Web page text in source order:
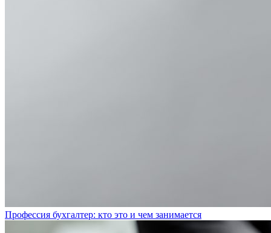
Профессия бухгалтер: кто это и чем занимается